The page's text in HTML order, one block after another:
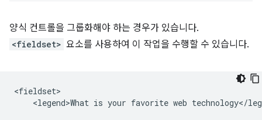
양식 컨트롤을 그룹화해야 하는 경우가 있습니다.
<fieldset> 요소를 사용하여 이 작업을 수행할 수 있습니다.
<fieldset>
<legend>What is your favorite web technology</